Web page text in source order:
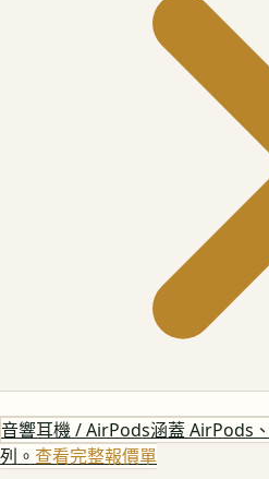
音響耳機 / AirPods涵蓋 AirPods
列。 查看完整報價單